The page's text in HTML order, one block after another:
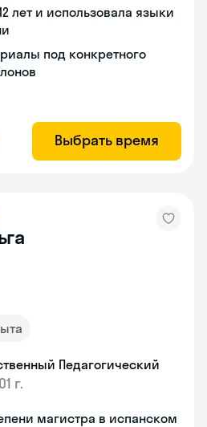
лет и использовала языки
под конкретного
Выбрать время
Педагогический
г.
магистра в испанском